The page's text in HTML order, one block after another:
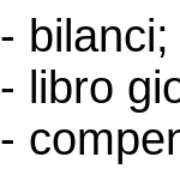
- bilanci;
- libro
-